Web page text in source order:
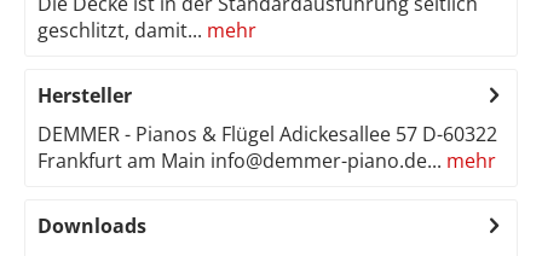
geschlitzt, damit... mehr
Hersteller
DEMMER - Pianos & Flügel Adickesallee 57 D-60322
Frankfurt am Main info@demmer-piano.de... mehr
Downloads